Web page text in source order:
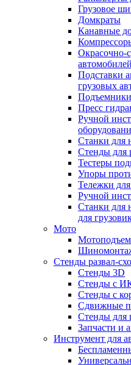
Грузовое
Домкраты
Канавные
Окрасочно-
автомобилей
Подставки
грузовых
Пресс
Ручной
Станки для
Стенды для
Тестеры
Упоры
Тележки
Ручной
Станки для
для
Мото
Стенды развал-
Стенды 3D
Стенды с
Стенды с
Сдвижные
Стенды для
Запчасти и
Инструмент для